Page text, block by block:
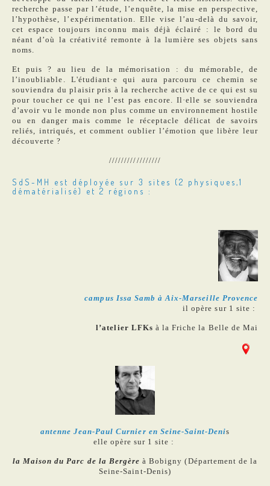
recherche passe par l’étude, l’enquête, la mise en perspective,
l’hypothèse, l’expérimentation. Elle vise l’au-delà du savoir,
cet espace toujours inconnu mais déjà éclairé : le bord du
néant d’où la créativité remonte à la lumière ses objets sans
noms.
Et puis ? au lieu de la mémorisation : du mémorable, de
l’inoubliable. L'étudiant·e qui aura parcouru ce chemin se
souviendra du plaisir pris à la recherche active de ce qui est su
pour toucher ce qui ne l’est pas encore. Il·elle se souviendra
d’avoir vu le monde non plus comme un environnement hostile
ou en danger mais comme le réceptacle délicat de savoirs
reliés, intriqués, et comment oublier l’émotion que libère leur
découverte ?
/////////////////
SdS-MH
est déployée sur 3 sites (2 physiques,1
dématérialisé) et 2 régions :
campus Issa Samb à Aix-Marseille Provence
il opère sur 1 site :
l’atelier LFKs à la Friche la Belle de Mai
antenne Jean-Paul Curnier en Seine-Saint-Denis
elle opère sur 1 site :
la Maison du Parc de la Bergère à Bobigny (Département de la
Seine-Saint-Denis)